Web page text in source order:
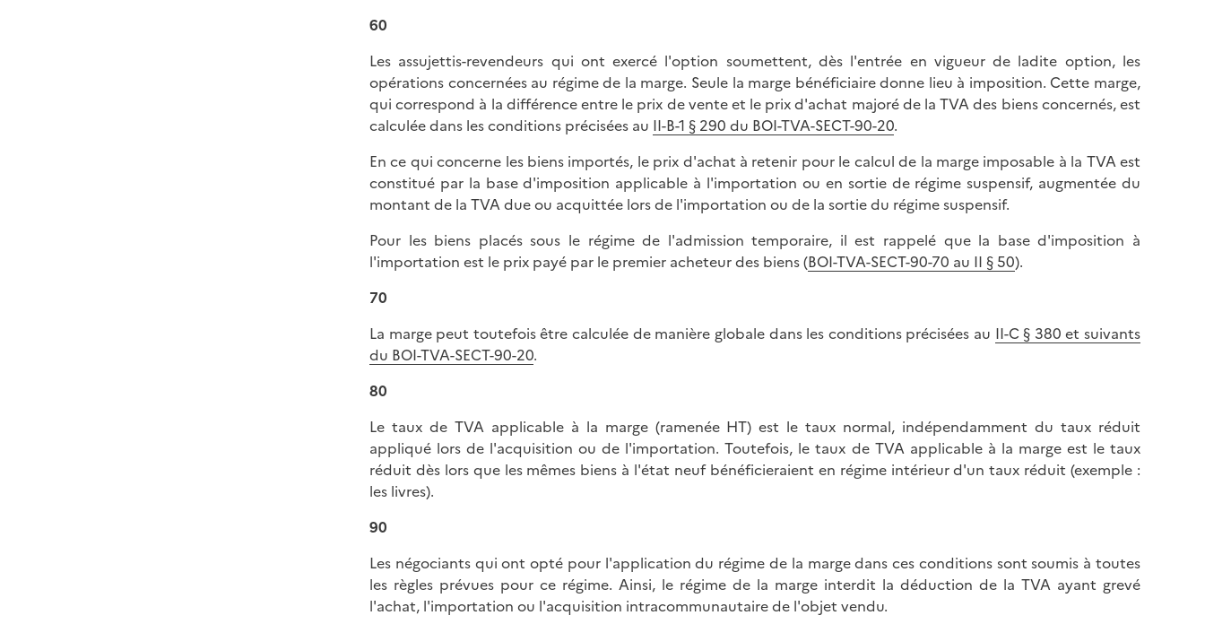
60
Les assujettis-revendeurs qui ont exercé l'option soumettent, dès l'entrée en vigueur de ladite option, les
opérations concernées au régime de la marge. Seule la marge bénéficiaire donne lieu à imposition. Cette marge,
qui correspond à la différence entre le prix de vente et le prix d'achat majoré de la TVA des biens concernés, est
calculée dans les conditions précisées au II-B-1 § 290 du BOI-TVA-SECT-90-20.
En ce qui concerne les biens importés, le prix d'achat à retenir pour le calcul de la marge imposable à la TVA est
constitué par la base d'imposition applicable à l'importation ou en sortie de régime suspensif, augmentée du
montant de la TVA due ou acquittée lors de l'importation ou de la sortie du régime suspensif.
Pour les biens placés sous le régime de l'admission temporaire, il est rappelé que la base d'imposition à
l'importation est le prix payé par le premier acheteur des biens (BOI-TVA-SECT-90-70 au II § 50).
70
La marge peut toutefois être calculée de manière globale dans les conditions précisées au II-C § 380 et suivants
du BOI-TVA-SECT-90-20.
80
Le taux de TVA applicable à la marge (ramenée HT) est le taux normal, indépendamment du taux réduit
appliqué lors de l'acquisition ou de l'importation. Toutefois, le taux de TVA applicable à la marge est le taux
réduit dès lors que les mêmes biens à l'état neuf bénéficieraient en régime intérieur d'un taux réduit (exemple :
les livres).
90
Les négociants qui ont opté pour l'application du régime de la marge dans ces conditions sont soumis à toutes
les règles prévues pour ce régime. Ainsi, le régime de la marge interdit la déduction de la TVA ayant grevé
l'achat, l'importation ou l'acquisition intracommunautaire de l'objet vendu.